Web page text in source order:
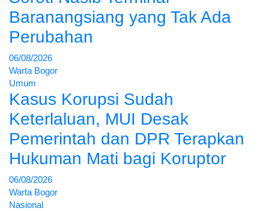
Baranangsiang yang Tak Ada
Perubahan
06/08/2026
Warta Bogor
Umum
Kasus Korupsi Sudah
Keterlaluan, MUI Desak
Pemerintah dan DPR Terapkan
Hukuman Mati bagi Koruptor
06/08/2026
Warta Bogor
Nasional